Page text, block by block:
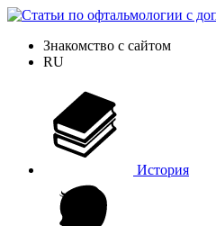
Знакомство с сайтом
RU
История